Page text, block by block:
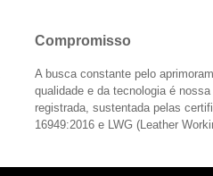
Compromisso
A busca constante pelo
qualidade e da tecnologia é
registrada, sustentada pelas
16949:2016 e LWG (Leather